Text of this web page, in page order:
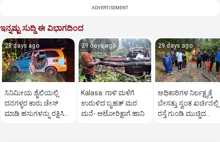
ADVERTISEMENT
ಇನ್ನಷ್ಟು ಸುದ್ದಿ ಈ ವಿಭಾಗದಿಂದ
28 days ago
ಸಿನಿಮೀಯ ಶೈಲಿಯಲ್ಲಿ
ದನಗಳ್ಳರ ಕಾರು ಚೇಸ್
ಮಾಡಿ ಹಸುಗಳನ್ನು ರಕ್ಷಿಸಿದ
29 days ago
Kalasa: ಗಾಳಿ ಮಳೆಗೆ
ಉರುಳಿದ ಬೃಹತ್‌ ಮರ:
ಮನೆ- ಆಟೋರಿಕ್ಷಾಗೆ ಹಾನಿ
29 days ago
ಅಧಿಕಾರಿಗಳ ನಿರ್ಲಕ್ಷ್ಯಕ್ಕೆ
ಬೇಸತ್ತು ಸ್ವಂತ ಖರ್ಚಿನಲ್ಲಿ
ರಸ್ತೆ ಗುಂಡಿ ಮುಚ್ಚಿದ